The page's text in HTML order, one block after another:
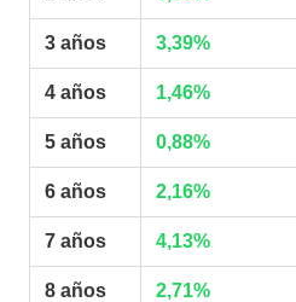
3 años 3,39%
4 años 1,46%
5 años 0,88%
6 años 2,16%
7 años 4,13%
8 años 2,71%